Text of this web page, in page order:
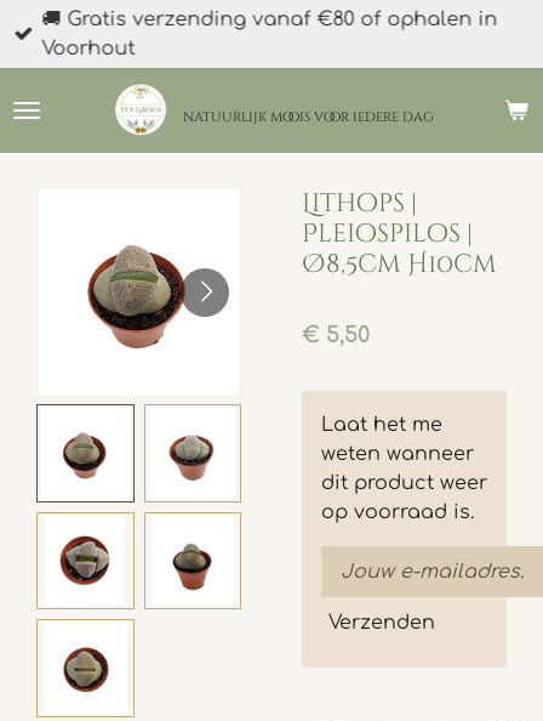
Ga
direct
de
natuurlijk moois voor iedere dag
🚚 Gratis verzending vanaf €80 of ophalen in
Voorhout
Lithops |
Pleiospilos |
Ø8,5cm H10cm
€ 5,50
Laat het me
weten wanneer
dit product weer
op voorraad is.
Verzenden